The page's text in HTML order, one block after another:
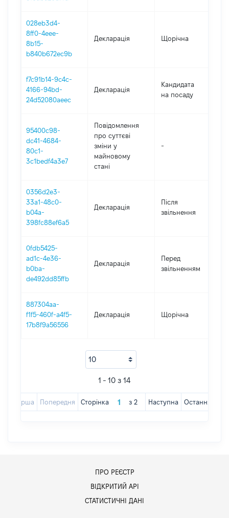
028eb3d4-
8ff0-4eee-
8b15-
b840b672ec9b
Декларація Щорічна
f7c91b14-9c4c-
4166-94bd-
24d52080aeec
Декларація
Кандидата
на посаду
95400c98-
dc41-4684-
80c1-
3c1bedf4a3e7
Повідомлення
про суттєві
зміни y
майновому
стані
-
0356d2e3-
33a1-48c0-
b04a-
398fc88ef6a5
Декларація
Після
звільнення
0fdb5425-
ad1c-4e36-
b0ba-
de492dd85ffb
Декларація
Перед
звільненням
887304aa-
f1f5-460f-a4f5-
17b8f9a56556
Декларація Щорічна
1 - 10 з 14
Перша Попередня Сторінка з 2 Наступна Остання
ПРО РЕЄСТР
ВІДКРИТИЙ АРІ
СТАТИСТИЧНІ ДАНІ